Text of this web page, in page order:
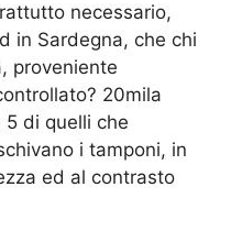
necessario,
in Sardegna, che chi
proveniente
20mila
di quelli che
i tamponi, in
ed al contrasto